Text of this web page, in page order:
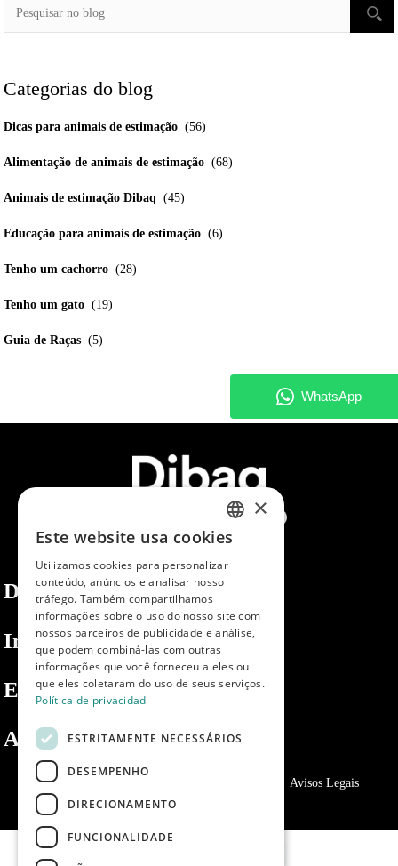
Categorias do blog
Dicas para animais de estimação (56)
Alimentação de animais de estimação (68)
Animais de estimação Dibaq (45)
Educação para animais de estimação (6)
Tenho um cachorro (28)
Tenho um gato (19)
Guia de Raças (5)
Dibaq
Informações
Espaço privado
Apoio ao cliente
Política de Privacidade Avisos Legais
SPANISH
ENGLISH
PORTUGUESE
×
Este website usa cookies
Utilizamos cookies para personalizar
conteúdo, anúncios e analisar nosso
tráfego. Também compartilhamos
informações sobre o uso do nosso site com
nossos parceiros de publicidade e análise,
que podem combiná-las com outras
informações que você forneceu a eles ou
que eles coletaram do uso de seus serviços.
Política de privacidad
ESTRITAMENTE NECESSÁRIOS
DESEMPENHO
DIRECIONAMENTO
FUNCIONALIDADE